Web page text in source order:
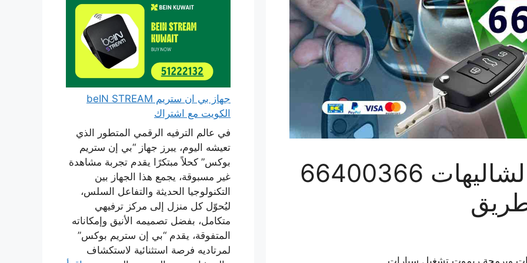
فتح ابواب سيارات الشاليهات 66400366
وبرمجة ريموت تشغيل سيارات
جهاز بي ان ستريم beIN STREAM
الكويت مع اشتراك
في عالم الترفيه الرقمي المتطور الذي
تعيشه اليوم، يبرز جهاز “بي إن ستريم
بوكس” كحلاً مبتكرًا يقدم تجربة مشاهدة
غير مسبوقة، يجمع هذا الجهاز بين
التكنولوجيا الحديثة والتفاعل السلس،
ليُحوّل كل منزل إلى مركز ترفيهي
متكامل، بفضل تصميمه الأنيق وإمكاناته
المتفوقة، يقدم “بي إن ستريم بوكس”
لمرتاديه فرصة استثنائية لاستكشاف